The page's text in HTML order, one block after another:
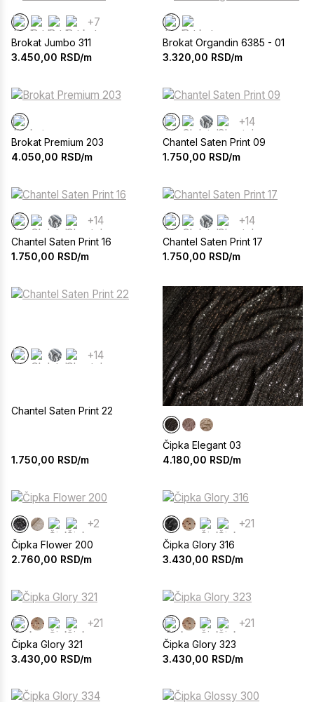
+7
Brokat Jumbo 311
3.450,00 RSD/m
Brokat Organdin 6385 - 01
3.320,00 RSD/m
Brokat Premium 203
4.050,00 RSD/m
+14
Chantel Saten Print 09
1.750,00 RSD/m
+14
Chantel Saten Print 16
1.750,00 RSD/m
+14
Chantel Saten Print 17
1.750,00 RSD/m
+14
Chantel Saten Print 22
1.750,00 RSD/m
Čipka Elegant 03
4.180,00 RSD/m
+2
Čipka Flower 200
2.760,00 RSD/m
+21
Čipka Glory 316
3.430,00 RSD/m
+21
Čipka Glory 321
3.430,00 RSD/m
+21
Čipka Glory 323
3.430,00 RSD/m